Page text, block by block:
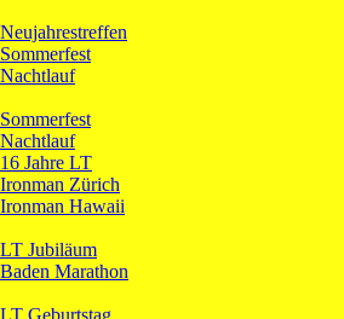
Jahre LT
Zürich
Hawaii
Jubiläum
Marathon
Geburtstag